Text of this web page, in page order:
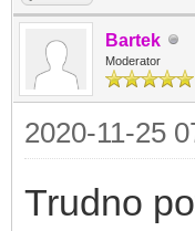
Bartek
Moderator
2020-11-25
Trudno